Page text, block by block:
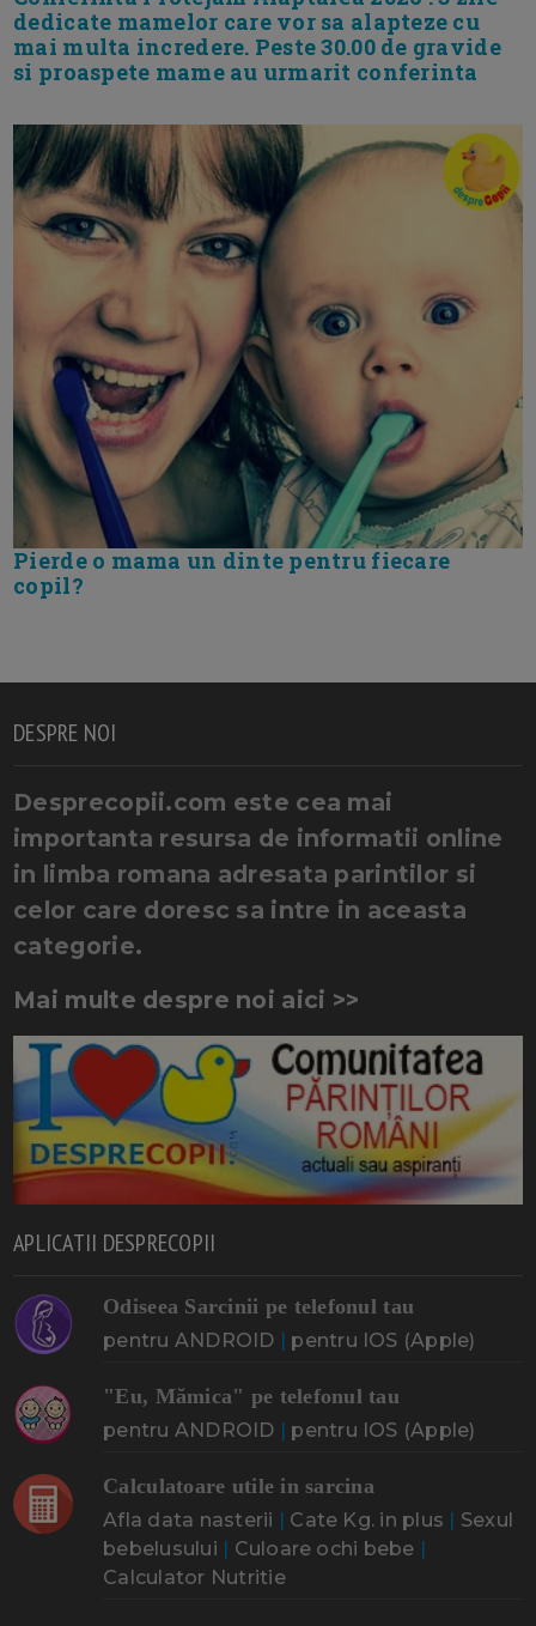
dedicate mamelor care vor sa alapteze cu
mai multa incredere. Peste 30.00 de gravide
si proaspete mame au urmarit conferinta
Pierde o mama un dinte pentru fiecare
copil?
DESPRE NOI
Desprecopii.com este cea mai
importanta resursa de informatii online
in limba romana adresata parintilor si
celor care doresc sa intre in aceasta
categorie.
Mai multe despre noi aici >>
APLICATII DESPRECOPII
Odiseea Sarcinii pe telefonul tau
pentru ANDROID | pentru IOS (Apple)
"Eu, Mămica" pe telefonul tau
pentru ANDROID | pentru IOS (Apple)
Calculatoare utile in sarcina
Afla data nasterii | Cate Kg. in plus | Sexul
bebelusului | Culoare ochi bebe |
Calculator Nutritie